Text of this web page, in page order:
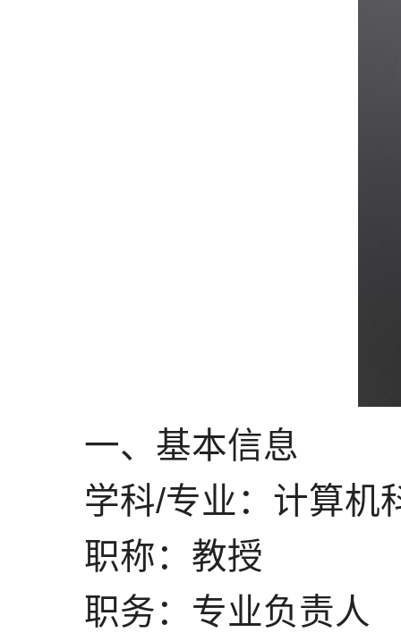
一、基本信息
学科/专业：计算机
职称：教授
职务：专业负责人